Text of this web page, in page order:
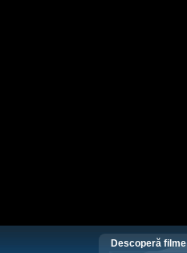
Descoperă filme